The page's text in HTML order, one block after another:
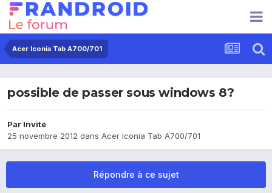
Acer Iconia Tab A700/701
possible de passer sous windows 8?
Par Invité
25 novembre 2012 dans Acer Iconia Tab A700/701
Répondre à ce sujet